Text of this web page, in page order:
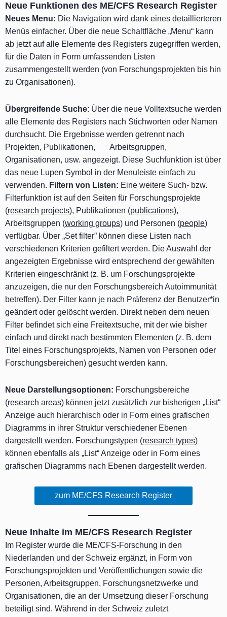
Neue Funktionen des ME/CFS Research Register
Neues Menu: Die Navigation wird dank eines detaillierteren
Menüs einfacher. Über die neue Schaltfläche „Menu“ kann
ab jetzt auf alle Elemente des Registers zugegriffen werden,
für die Daten in Form umfassenden Listen
zusammengestellt werden (von Forschungsprojekten bis hin
zu Organisationen).
Übergreifende Suche: Über die neue Volltextsuche werden
alle Elemente des Registers nach Stichworten oder Namen
durchsucht. Die Ergebnisse werden getrennt nach
Projekten, Publikationen, Arbeitsgruppen,
Organisationen, usw. angezeigt. Diese Suchfunktion ist über
das neue Lupen Symbol in der Menuleiste einfach zu
verwenden. Filtern von Listen: Eine weitere Such- bzw.
Filterfunktion ist auf den Seiten für Forschungsprojekte
(research projects), Publikationen (publications),
Arbeitsgruppen (working groups) und Personen (people)
verfügbar. Über „Set filter” können diese Listen nach
verschiedenen Kriterien gefiltert werden. Die Auswahl der
angezeigten Ergebnisse wird entsprechend der gewählten
Kriterien eingeschränkt (z. B. um Forschungsprojekte
anzuzeigen, die nur den Forschungsbereich Autoimmunität
betreffen). Der Filter kann je nach Präferenz der Benutzer*in
geändert oder gelöscht werden. Direkt neben dem neuen
Filter befindet sich eine Freitextsuche, mit der wie bisher
einfach und direkt nach bestimmten Elementen (z. B. dem
Titel eines Forschungsprojekts, Namen von Personen oder
Forschungsbereichen) gesucht werden kann.
Neue Darstellungsoptionen: Forschungsbereiche
(research areas) können jetzt zusätzlich zur bisherigen „List“
Anzeige auch hierarchisch oder in Form eines grafischen
Diagramms in ihrer Struktur verschiedener Ebenen
dargestellt werden. Forschungstypen (research types)
können ebenfalls als „List“ Anzeige oder in Form eines
grafischen Diagramms nach Ebenen dargestellt werden.
zum ME/CFS Research Register
Neue Inhalte im ME/CFS Research Register
Im Register wurde die ME/CFS-Forschung in den
Niederlanden und der Schweiz ergänzt, in Form von
Forschungsprojekten und Veröffentlichungen sowie die
Personen, Arbeitsgruppen, Forschungsnetzwerke und
Organisationen, die an der Umsetzung dieser Forschung
beteiligt sind. Während in der Schweiz zuletzt